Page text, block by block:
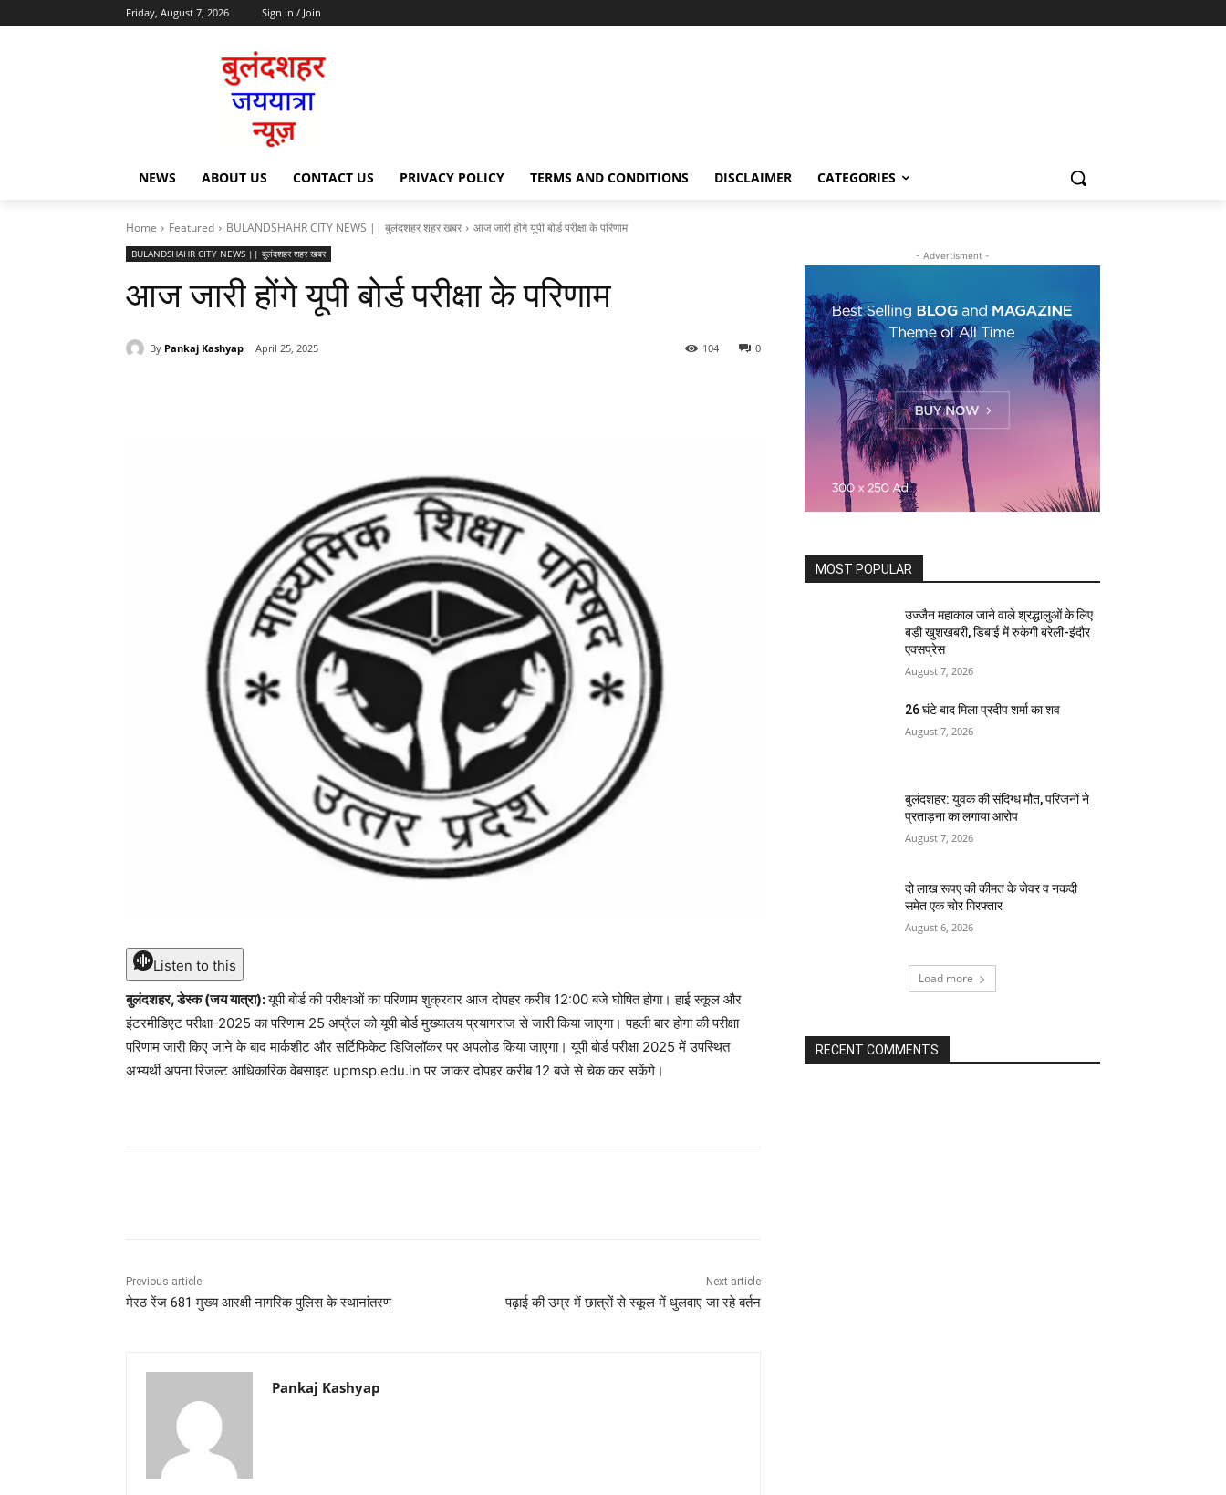
Friday, August 7, 2026 Sign in / Join
NEWS ABOUT US CONTACT US PRIVACY POLICY TERMS AND CONDITIONS DISCLAIMER CATEGORIES
Home Featured BULANDSHAHR CITY NEWS || बुलंदशहर शहर खबर आज जारी होंगे यूपी बोर्ड परीक्षा के परिणाम
BULANDSHAHR CITY NEWS || बुलंदशहर शहर खबर
आज जारी होंगे यूपी बोर्ड परीक्षा के परिणाम
By Pankaj Kashyap April 25, 2025 0
104
Listen to this
बुलंदशहर, डेस्क (जय यात्रा):यूपी बोर्ड की परीक्षाओं का परिणाम शुक्रवार आज दोपहर करीब 12:00 बजे घोषित होगा। हाई स्कूल और
इंटरमीडिएट परीक्षा-2025 का परिणाम 25 अप्रैल को यूपी बोर्ड मुख्यालय प्रयागराज से जारी किया जाएगा। पहली बार होगा की परीक्षा
परिणाम जारी किए जाने के बाद मार्कशीट और सर्टिफिकेट डिजिलॉकर पर अपलोड किया जाएगा। यूपी बोर्ड परीक्षा 2025 में उपस्थित
अभ्यर्थी अपना रिजल्ट आधिकारिक वेबसाइट upmsp.edu.in पर जाकर दोपहर करीब 12 बजे से चेक कर सकेंगे।
Previous article
मेरठ रेंज 681 मुख्य आरक्षी नागरिक पुलिस के स्थानांतरण
Next article
पढ़ाई की उम्र में छात्रों से स्कूल में धुलवाए जा रहे बर्तन
Pankaj Kashyap
- Advertisment -
MOST POPULAR
उज्जैन महाकाल जाने वाले श्रद्धालुओं के लिए
बड़ी खुशखबरी, डिबाई में रुकेगी बरेली-इंदौर
एक्सप्रेस
August 7, 2026
26 घंटे बाद मिला प्रदीप शर्मा का शव
August 7, 2026
बुलंदशहर: युवक की संदिग्ध मौत, परिजनों ने
प्रताड़ना का लगाया आरोप
August 7, 2026
दो लाख रूपए की कीमत के जेवर व नकदी
समेत एक चोर गिरफ्तार
August 6, 2026
Load more
RECENT COMMENTS